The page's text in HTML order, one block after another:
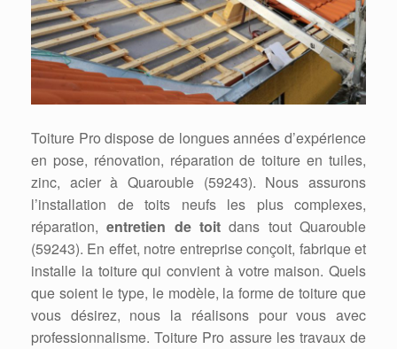
Toiture Pro dispose de longues années d’expérience
en pose, rénovation, réparation de toiture en tuiles,
zinc, acier à Quarouble (59243). Nous assurons
l’installation de toits neufs les plus complexes,
réparation,entretien de toit dans tout Quarouble
(59243). En effet, notre entreprise conçoit, fabrique et
installe la toiture qui convient à votre maison. Quels
que soient le type, le modèle, la forme de toiture que
vous désirez, nous la réalisons pour vous avec
professionnalisme. Toiture Pro assure les travaux de